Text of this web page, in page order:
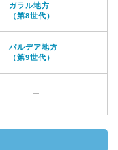
ガラル地方
（第8世代）
パルデア地方
（第9世代）
ー